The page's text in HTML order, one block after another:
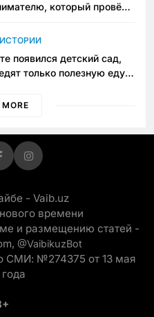
который провёл
ИСТОРИИ
появился детский сад,
только полезную еду.
без сахара»
- Vaib.uz
времени
и размещению статей -
@VaibikuzBot
СМИ: №274375 от 13 мая